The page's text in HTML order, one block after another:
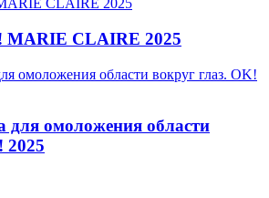
MARIE CLAIRE 2025
для омоложения области
2025